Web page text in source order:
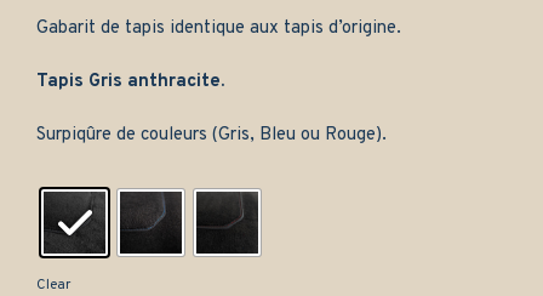
Gabarit de tapis identique aux tapis d’origine.
Tapis Gris anthracite.
Surpiqûre de couleurs (Gris, Bleu ou Rouge).
Clear